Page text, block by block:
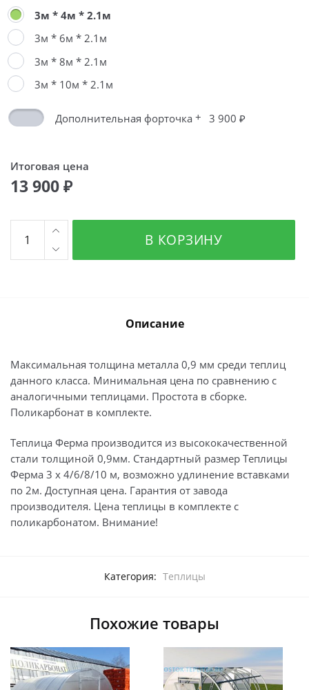
3м * 4м * 2.1м
3м * 6м * 2.1м
3м * 8м * 2.1м
3м * 10м * 2.1м
Дополнительная форточка + 3 900 ₽
Итоговая цена
13 900 ₽
Количество
товара
Ферма
В КОРЗИНУ
Описание
Максимальная толщина металла 0,9 мм среди теплиц
данного класса. Минимальная цена по сравнению с
аналогичными теплицами. Простота в сборке.
Поликарбонат в комплекте.
Теплица Ферма производится из высококачественной
стали толщиной 0,9мм. Стандартный размер Теплицы
Ферма 3 х 4/6/8/10 м, возможно удлинение вставками
по 2м. Доступная цена. Гарантия от завода
производителя. Цена теплицы в комплекте с
поликарбонатом. Внимание!
Категория: Теплицы
Похожие товары